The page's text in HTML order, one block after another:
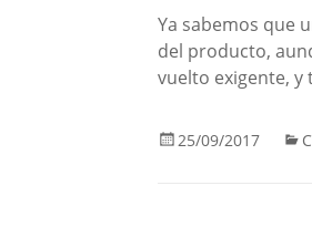
Ya sabemos que
del producto,
vuelto exigente, y
25/09/2017